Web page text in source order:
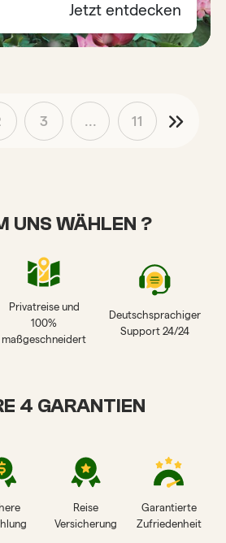
Jetzt entdecken
3 ... 11
UNS WÄHLEN ?
Privatreise und
100%
maßgeschneidert
Deutschsprachiger
Support 24/24
4 GARANTIEN
Reise
Versicherung
Garantierte
Zufriedenheit